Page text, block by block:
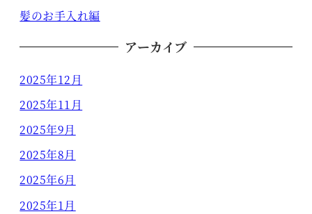
髪のお手入れ編
アーカイブ
2025年12月
2025年11月
2025年9月
2025年8月
2025年6月
2025年1月